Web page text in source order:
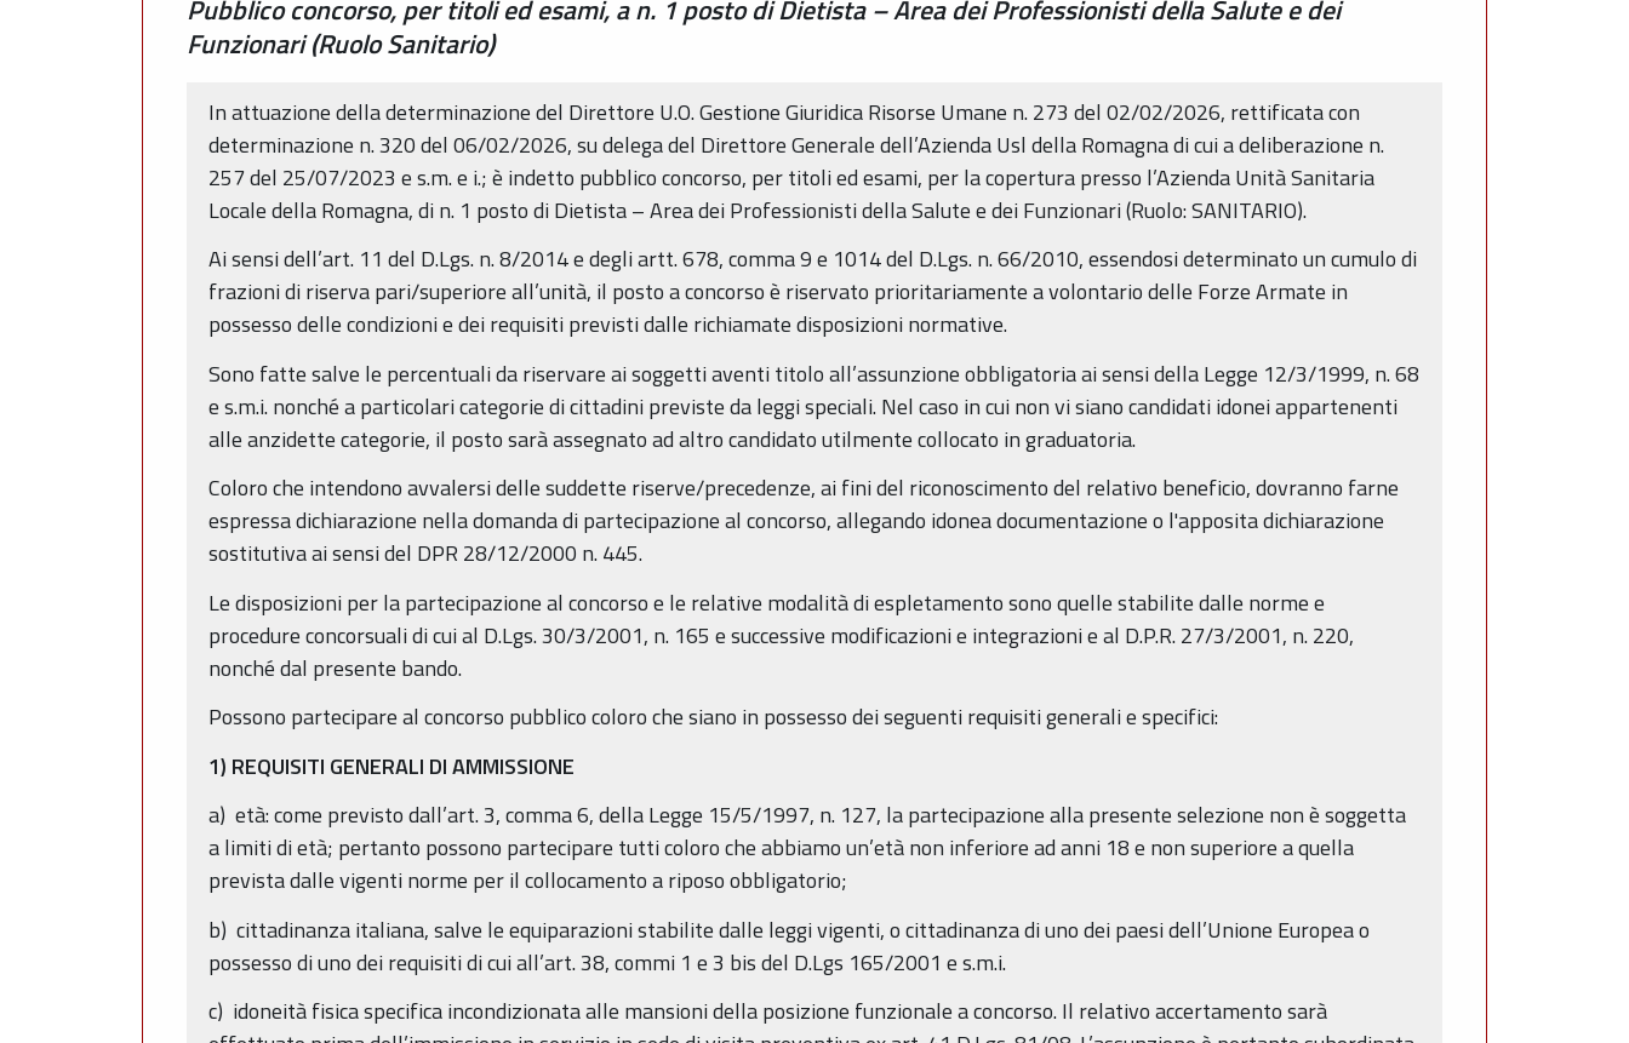
Pubblico concorso, per titoli ed esami, a n. 1 posto di Dietista – Area dei Professionisti della Salute e dei
Funzionari (Ruolo Sanitario)
In attuazione della determinazione del Direttore U.O. Gestione Giuridica Risorse Umane n. 273 del 02/02/2026, rettificata con
determinazione n. 320 del 06/02/2026, su delega del Direttore Generale dell’Azienda Usl della Romagna di cui a deliberazione n.
257 del 25/07/2023 e s.m. e i.; è indetto pubblico concorso, per titoli ed esami, per la copertura presso l’Azienda Unità Sanitaria
Locale della Romagna, di n. 1 posto di Dietista – Area dei Professionisti della Salute e dei Funzionari (Ruolo: SANITARIO).
Ai sensi dell’art. 11 del D.Lgs. n. 8/2014 e degli artt. 678, comma 9 e 1014 del D.Lgs. n. 66/2010, essendosi determinato un cumulo di
frazioni di riserva pari/superiore all’unità, il posto a concorso è riservato prioritariamente a volontario delle Forze Armate in
possesso delle condizioni e dei requisiti previsti dalle richiamate disposizioni normative.
Sono fatte salve le percentuali da riservare ai soggetti aventi titolo all’assunzione obbligatoria ai sensi della Legge 12/3/1999, n. 68
e s.m.i. nonché a particolari categorie di cittadini previste da leggi speciali. Nel caso in cui non vi siano candidati idonei appartenenti
alle anzidette categorie, il posto sarà assegnato ad altro candidato utilmente collocato in graduatoria.
Coloro che intendono avvalersi delle suddette riserve/precedenze, ai fini del riconoscimento del relativo beneficio, dovranno farne
espressa dichiarazione nella domanda di partecipazione al concorso, allegando idonea documentazione o l'apposita dichiarazione
sostitutiva ai sensi del DPR 28/12/2000 n. 445.
Le disposizioni per la partecipazione al concorso e le relative modalità di espletamento sono quelle stabilite dalle norme e
procedure concorsuali di cui al D.Lgs. 30/3/2001, n. 165 e successive modificazioni e integrazioni e al D.P.R. 27/3/2001, n. 220,
nonché dal presente bando.
Possono partecipare al concorso pubblico coloro che siano in possesso dei seguenti requisiti generali e specifici:
1) REQUISITI GENERALI DI AMMISSIONE
a) età: come previsto dall’art. 3, comma 6, della Legge 15/5/1997, n. 127, la partecipazione alla presente selezione non è soggetta
a limiti di età; pertanto possono partecipare tutti coloro che abbiamo un’età non inferiore ad anni 18 e non superiore a quella
prevista dalle vigenti norme per il collocamento a riposo obbligatorio;
b) cittadinanza italiana, salve le equiparazioni stabilite dalle leggi vigenti, o cittadinanza di uno dei paesi dell’Unione Europea o
possesso di uno dei requisiti di cui all’art. 38, commi 1 e 3 bis del D.Lgs 165/2001 e s.m.i.
c) idoneità fisica specifica incondizionata alle mansioni della posizione funzionale a concorso. Il relativo accertamento sarà